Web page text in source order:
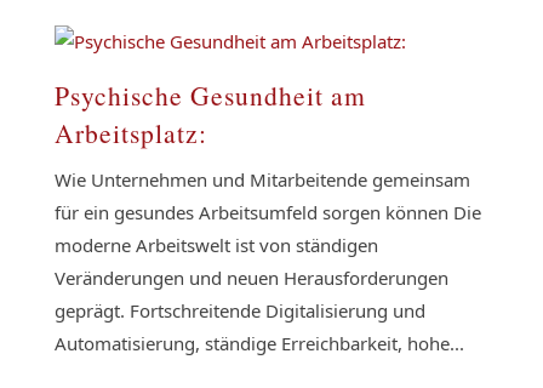
Psychische Gesundheit am
Arbeitsplatz:
Wie Unternehmen und Mitarbeitende gemeinsam
für ein gesundes Arbeitsumfeld sorgen können Die
moderne Arbeitswelt ist von ständigen
Veränderungen und neuen Herausforderungen
geprägt. Fortschreitende Digitalisierung und
Automatisierung, ständige Erreichbarkeit, hohe...